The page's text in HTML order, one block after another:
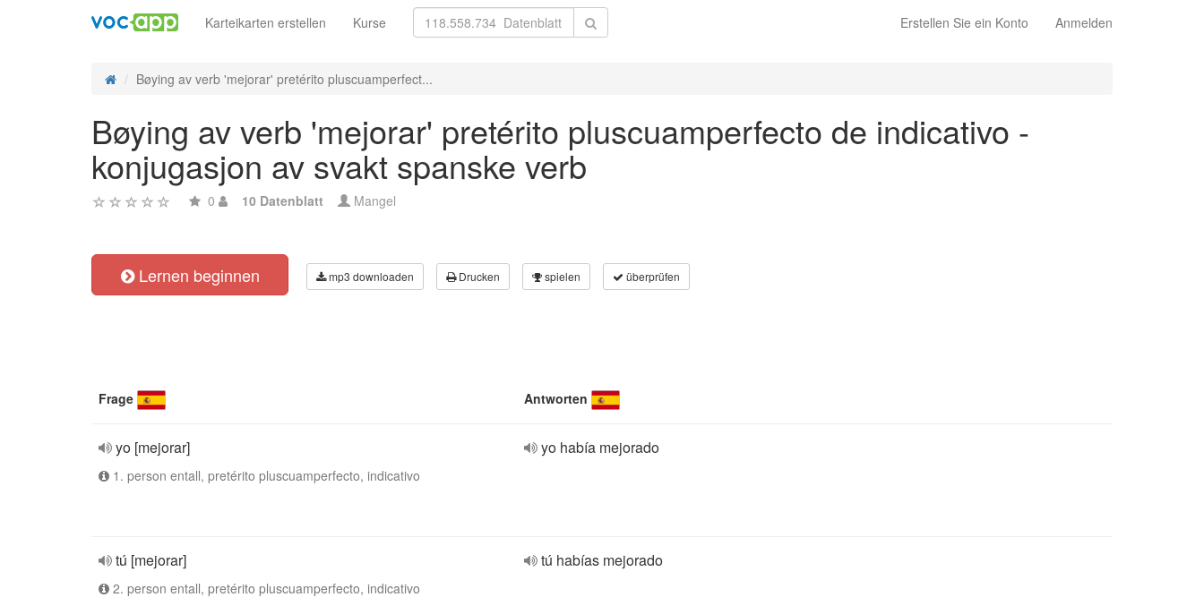
Erstellen Sie ein Konto Anmelden
Karteikarten erstellen Kurse
Bøying av verb 'mejorar' pretérito pluscuamperfect...
Bøying av verb 'mejorar' pretérito pluscuamperfecto de indicativo -
konjugasjon av svakt spanske verb
0 10 Datenblatt Mangel
Lernen beginnen mp3 downloaden Drucken spielen überprüfen
Frage Antworten
yo [mejorar]
1. person entall, pretérito pluscuamperfecto, indicativo
yo había mejorado
tú [mejorar]
2. person entall, pretérito pluscuamperfecto, indicativo
tú habías mejorado